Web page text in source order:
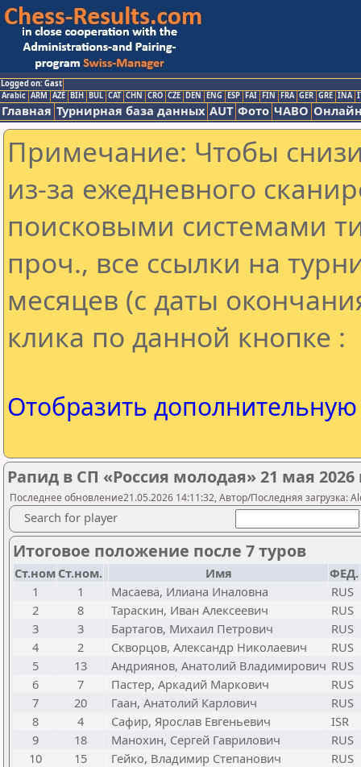
Logged on: Gast
Arabic ARM AZE BIH BUL CAT CHN CRO CZE DEN ENG ESP FAI FIN FRA GER GRE INA
Главная Турнирная база данных AUT Фото ЧАВО
Примечание: Чтобы
из-за ежедневного
поисковыми системами
проч., все ссылки на
месяцев (с даты
клика по данной кнопке :
Отобразить
Рапид в СП «Россия молодая» 21 мая 2026
Последнее обновление21.05.2026 14:11:32, Автор/Последняя загрузка:
Search for player
Итоговое положение после 7 туров
Ст.ном Ст.ном. Имя
ФЕД.
1
1 Масаева, Илиана Иналовна
RUS
2
8 Тараскин, Иван Алексеевич
RUS
3
3 Бартагов, Михаил Петрович
RUS
4
2 Скворцов, Александр Николаевич
RUS
5
13 Андриянов, Анатолий Владимирович RUS
6
7 Пастер, Аркадий Маркович
RUS
7
20 Гаан, Анатолий Карлович
RUS
8
4 Сафир, Ярослав Евгеньевич
ISR
9
18 Манохин, Сергей Гаврилович
RUS
10
15 Гейко, Владимир Степанович
RUS